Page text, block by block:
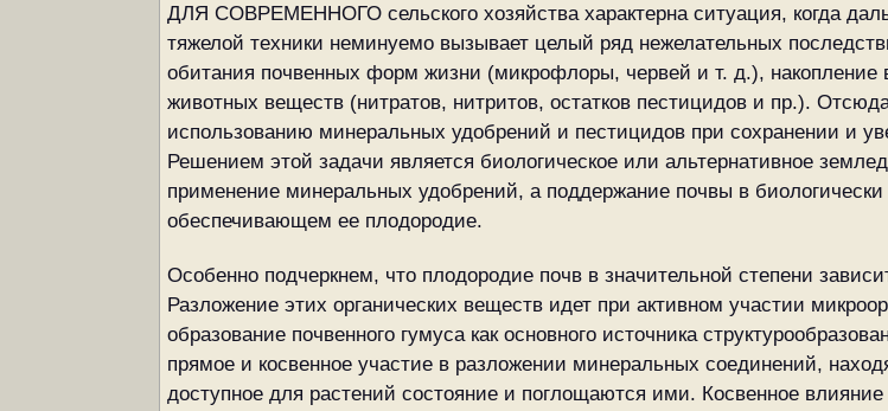
ДЛЯ СОВРЕМЕННОГО сельского хозяйства характерна ситуация, когда
тяжелой техники неминуемо вызывает целый ряд нежелательных
обитания почвенных форм жизни (микрофлоры, червей и т. д.), накопление
животных веществ (нитратов, нитритов, остатков пестицидов и пр.).
использованию минеральных удобрений и пестицидов при сохранении и
Решением этой задачи является биологическое или альтернативное
применение минеральных удобрений, а поддержание почвы в
обеспечивающем ее плодородие.
Особенно подчеркнем, что плодородие почв в значительной степени
Разложение этих органических веществ идет при активном участии
образование почвенного гумуса как основного источника
прямое и косвенное участие в разложении минеральных соединений,
доступное для растений состояние и поглощаются ими. Косвенное